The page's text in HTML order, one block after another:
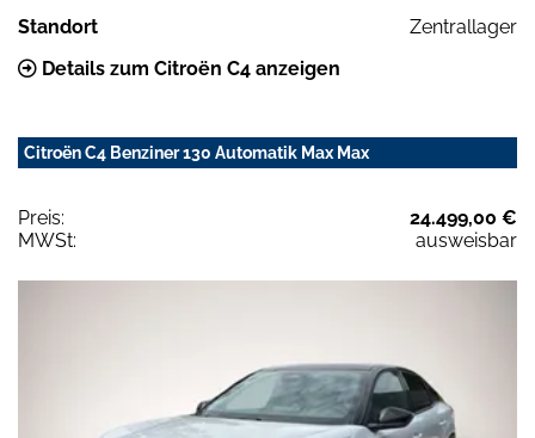
Standort
Zentrallager
Details zum Citroën C4 anzeigen
Citroën C4 Benziner 130 Automatik Max Max
Preis:
24.499,00 €
MWSt:
ausweisbar